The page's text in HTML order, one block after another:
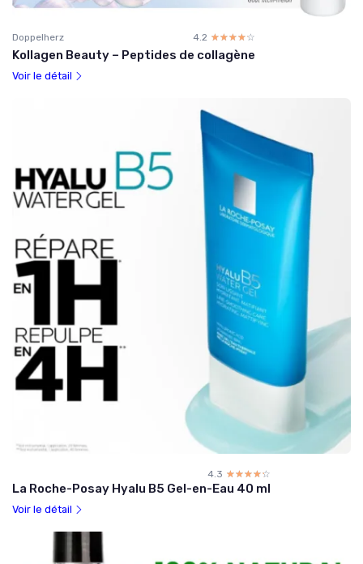
Doppelherz 4.2 ☆☆☆☆☆
★★★★★
Kollagen Beauty – Peptides de collagène
Voir le détail
4.3 ☆☆☆☆☆
★★★★★
La Roche-Posay Hyalu B5 Gel-en-Eau 40 ml
Voir le détail